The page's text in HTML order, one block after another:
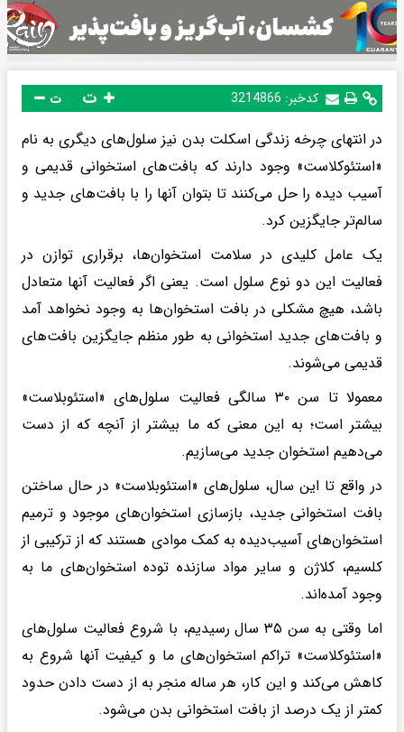
کدخبر: 3214866 ت
در انتهای چرخه زندگی اسکلت بدن نیز سلول‌های دیگری به نام
«استئوکلاست» وجود دارند که بافت‌های استخوانی قدیمی و
آسیب دیده را حل می‌کنند تا بتوان آنها را با بافت‌های جدید و
سالم‌تر جایگزین کرد.
یک عامل کلیدی در سلامت استخوان‌ها، برقراری توازن در
فعالیت این دو نوع سلول است. یعنی اگر فعالیت آنها متعادل
باشد، هیچ مشکلی در بافت استخوان‌ها به وجود نخواهد آمد
و بافت‌های جدید استخوانی به طور منظم جایگزین بافت‌های
قدیمی می‌شوند.
معمولا تا سن ۳۰ سالگی فعالیت سلول‌های «استئوبلاست»
بیشتر است؛ به این معنی که ما بیشتر از آنچه که از دست
می‌دهیم استخوان جدید می‌سازیم.
در واقع تا این سال، سلول‌های «استئوبلاست‌» در حال ساختن
بافت استخوانی جدید، بازسازی استخوان‌های موجود و ترمیم
استخوان‌های آسیب‌دیده به کمک موادی هستند که از ترکیبی از
کلسیم، کلاژن و سایر مواد سازنده توده استخوان‌های ما به
وجود آمده‌اند.
اما وقتی به سن ۳۵ سال رسیدیم، با شروع فعالیت سلول‌های
«استئوکلاست‌» تراکم استخوان‌های ما و کیفیت آنها شروع به
کاهش می‌کند و این کار، هر ساله منجر به از دست دادن حدود
کمتر از یک درصد از بافت استخوانی بدن می‌شود.